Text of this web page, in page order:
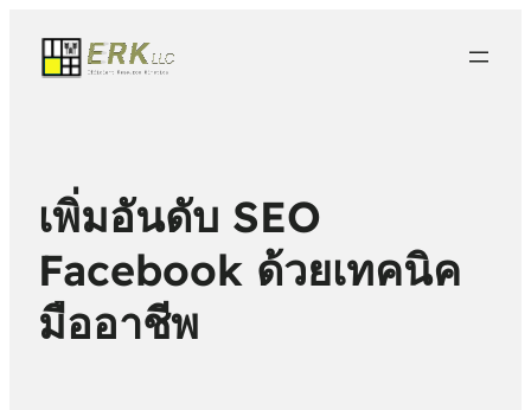
เพิ่มอันดับ SEO
Facebook ด้วยเทคนิค
มืออาชีพ